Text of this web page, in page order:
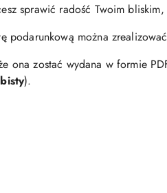
sprawić radość Twoim
podarunkową można
ona zostać wydana w formie
).